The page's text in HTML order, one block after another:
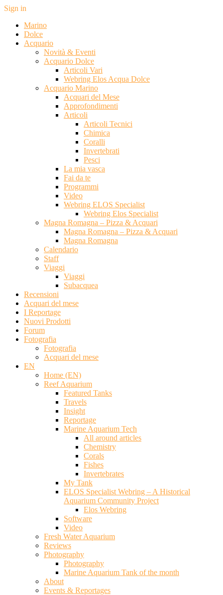
Sign in
Marino
Dolce
Acquario
Novità & Eventi
Acquario Dolce
Articoli Vari
Webring Elos Acqua Dolce
Acquario Marino
Acquari del Mese
Approfondimenti
Articoli
Articoli Tecnici
Chimica
Coralli
Invertebrati
Pesci
La mia vasca
Fai da te
Programmi
Video
Webring ELOS Specialist
Webring Elos Specialist
Magna Romagna – Pizza & Acquari
Magna Romagna – Pizza & Acquari
Magna Romagna
Calendario
Staff
Viaggi
Viaggi
Subacquea
Recensioni
Acquari del mese
I Reportage
Nuovi Prodotti
Forum
Fotografia
Fotografia
Acquari del mese
EN
Home (EN)
Reef Aquarium
Featured Tanks
Travels
Insight
Reportage
Marine Aquarium Tech
All around articles
Chemistry
Corals
Fishes
Invertebrates
My Tank
ELOS Specialist Webring – A Historical
Aquarium Community Project
Elos Webring
Software
Video
Fresh Water Aquarium
Reviews
Photography
Photography
Marine Aquarium Tank of the month
About
Events & Reportages